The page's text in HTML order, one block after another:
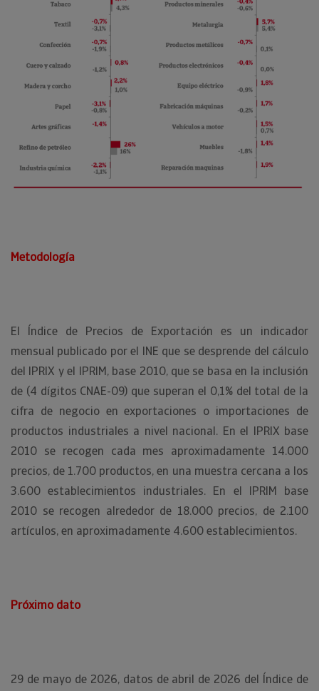
Metodología
El Índice de Precios de Exportación es un indicador
mensual publicado por el INE que se desprende del cálculo
del IPRIX y el IPRIM, base 2010, que se basa en la inclusión
de (4 dígitos CNAE-09) que superan el 0,1% del total de la
cifra de negocio en exportaciones o importaciones de
productos industriales a nivel nacional. En el IPRIX base
2010 se recogen cada mes aproximadamente 14.000
precios, de 1.700 productos, en una muestra cercana a los
3.600 establecimientos industriales. En el IPRIM base
2010 se recogen alrededor de 18.000 precios, de 2.100
artículos, en aproximadamente 4.600 establecimientos.
Próximo dato
29 de mayo de 2026, datos de abril de 2026 del Índice de